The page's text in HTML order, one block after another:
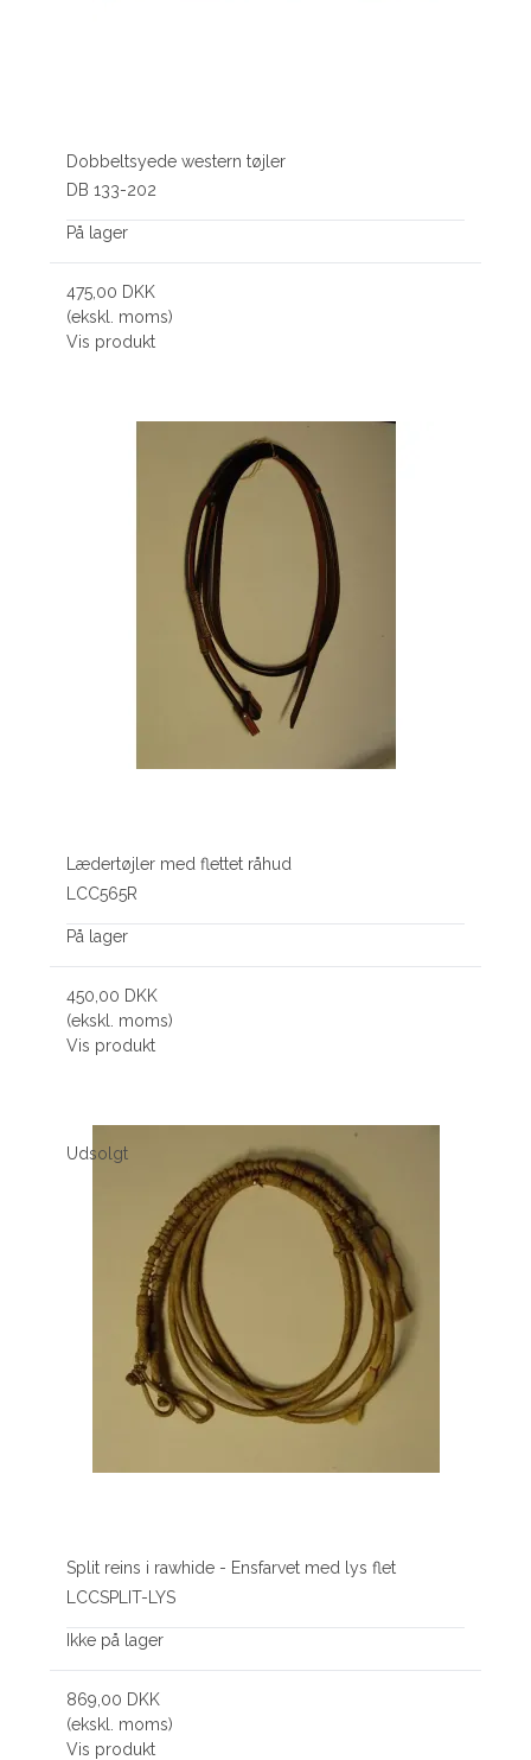
Dobbeltsyede western tøjler
DB 133-202
På lager
475,00 DKK
(ekskl. moms)
Vis produkt
Lædertøjler med flettet råhud
LCC565R
På lager
450,00 DKK
(ekskl. moms)
Vis produkt
Udsolgt
Split reins i rawhide - Ensfarvet med lys flet
LCCSPLIT-LYS
Ikke på lager
869,00 DKK
(ekskl. moms)
Vis produkt